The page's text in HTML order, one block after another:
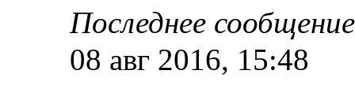
Последнее
08 авг 2016, 15:48